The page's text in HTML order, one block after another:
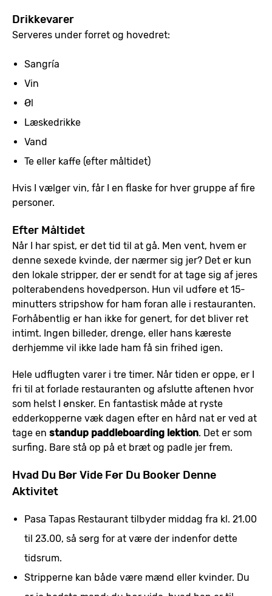
Drikkevarer
Serveres under forret og hovedret:
Sangría
Vin
Øl
Læskedrikke
Vand
Te eller kaffe (efter måltidet)
Hvis I vælger vin, får I en flaske for hver gruppe af fire
personer.
Efter Måltidet
Når I har spist, er det tid til at gå. Men vent, hvem er
denne sexede kvinde, der nærmer sig jer? Det er kun
den lokale stripper, der er sendt for at tage sig af jeres
polterabendens hovedperson. Hun vil udføre et 15-
minutters stripshow for ham foran alle i restauranten.
Forhåbentlig er han ikke for genert, for det bliver ret
intimt. Ingen billeder, drenge, eller hans kæreste
derhjemme vil ikke lade ham få sin frihed igen.
Hele udflugten varer i tre timer. Når tiden er oppe, er I
fri til at forlade restauranten og afslutte aftenen hvor
som helst I ønsker. En fantastisk måde at ryste
edderkopperne væk dagen efter en hård nat er ved at
tage en standup paddleboarding lektion. Det er som
surfing. Bare stå op på et bræt og padle jer frem.
Hvad Du Bør Vide Før Du Booker Denne
Aktivitet
Pasa Tapas Restaurant tilbyder middag fra kl. 21.00
til 23.00, så sørg for at være der indenfor dette
tidsrum.
Stripperne kan både være mænd eller kvinder. Du